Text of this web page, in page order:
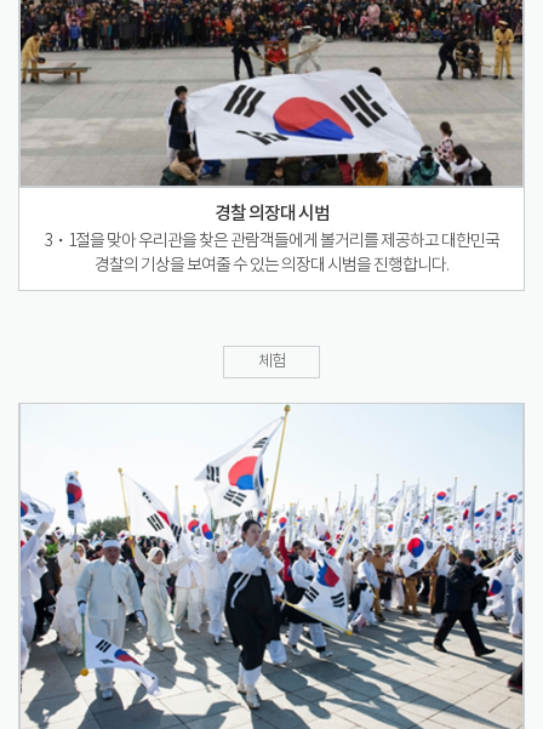
경찰 의장대 시범
3・1절을 맞아 우리관을 찾은 관람객들에게 볼거리를 제공하고 대한민국
경찰의 기상을 보여줄 수 있는 의장대 시범을 진행합니다.
체험